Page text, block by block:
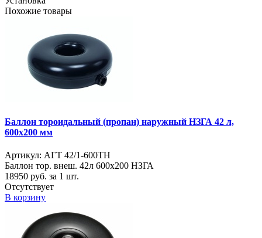
Похожие товары
Баллон тороидальный (пропан) наружный НЗГА 42 л,
600х200 мм
Артикул: АГТ 42/1-600ТН
Баллон тор. внеш. 42л 600х200 НЗГА
18950 руб. за 1 шт.
Отсутствует
В корзину